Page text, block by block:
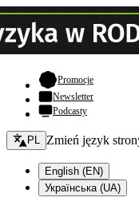
Promocje- otwiera
Newsletter
Podcasty
Zmień język - bieżący:
PL Zmień język
English (EN)
Українська (UA)